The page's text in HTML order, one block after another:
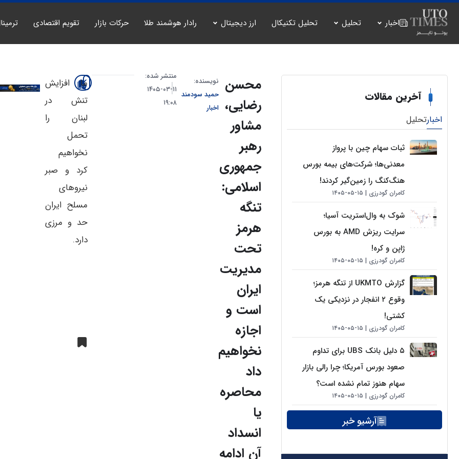
اخبار تحلیل تحلیل تکنیکال ارز دیجیتال رادار هوشمند طلا حرکات بازار تقویم اقتصادی
آخرین مقالات
اخبارتحلیل
ثبات سهام چین با پرواز
معدنی‌ها؛ شرکت‌های بیمه بورس
هنگ‌کنگ را زمین‌گیر کردند!
کامران گودرزی ۱۵-۰۵-۱۴۰۵
شوک به وال‌استریت آسیا؛
سرایت ریزش AMD به بورس
ژاپن و کره!
کامران گودرزی ۱۵-۰۵-۱۴۰۵
گزارش UKMTO از تنگه هرمز؛
وقوع ۲ انفجار در نزدیکی یک
کشتی!
کامران گودرزی ۱۵-۰۵-۱۴۰۵
۵ دلیل بانک UBS برای تداوم
صعود بورس آمریکا؛ چرا رالی بازار
سهام هنوز تمام نشده است؟
کامران گودرزی ۱۵-۰۵-۱۴۰۵
آرشیو خبر
محسن
رضایی،
مشاور
رهبر
جمهوری
اسلامی:
تنگه
هرمز
تحت
مدیریت
ایران
است و
اجازه
نخواهیم
داد
محاصره
یا
انسداد
آن ادامه
نویسنده:
حمید سودمند
اخبار
منتشر شده:
۱۱-۰۳-۱۴۰۵
۱۹:۰۸
ما افزایش
تنش در
لبنان را
تحمل
نخواهیم
کرد و صبر
نیروهای
مسلح ایران
حد و مرزی
دارد.